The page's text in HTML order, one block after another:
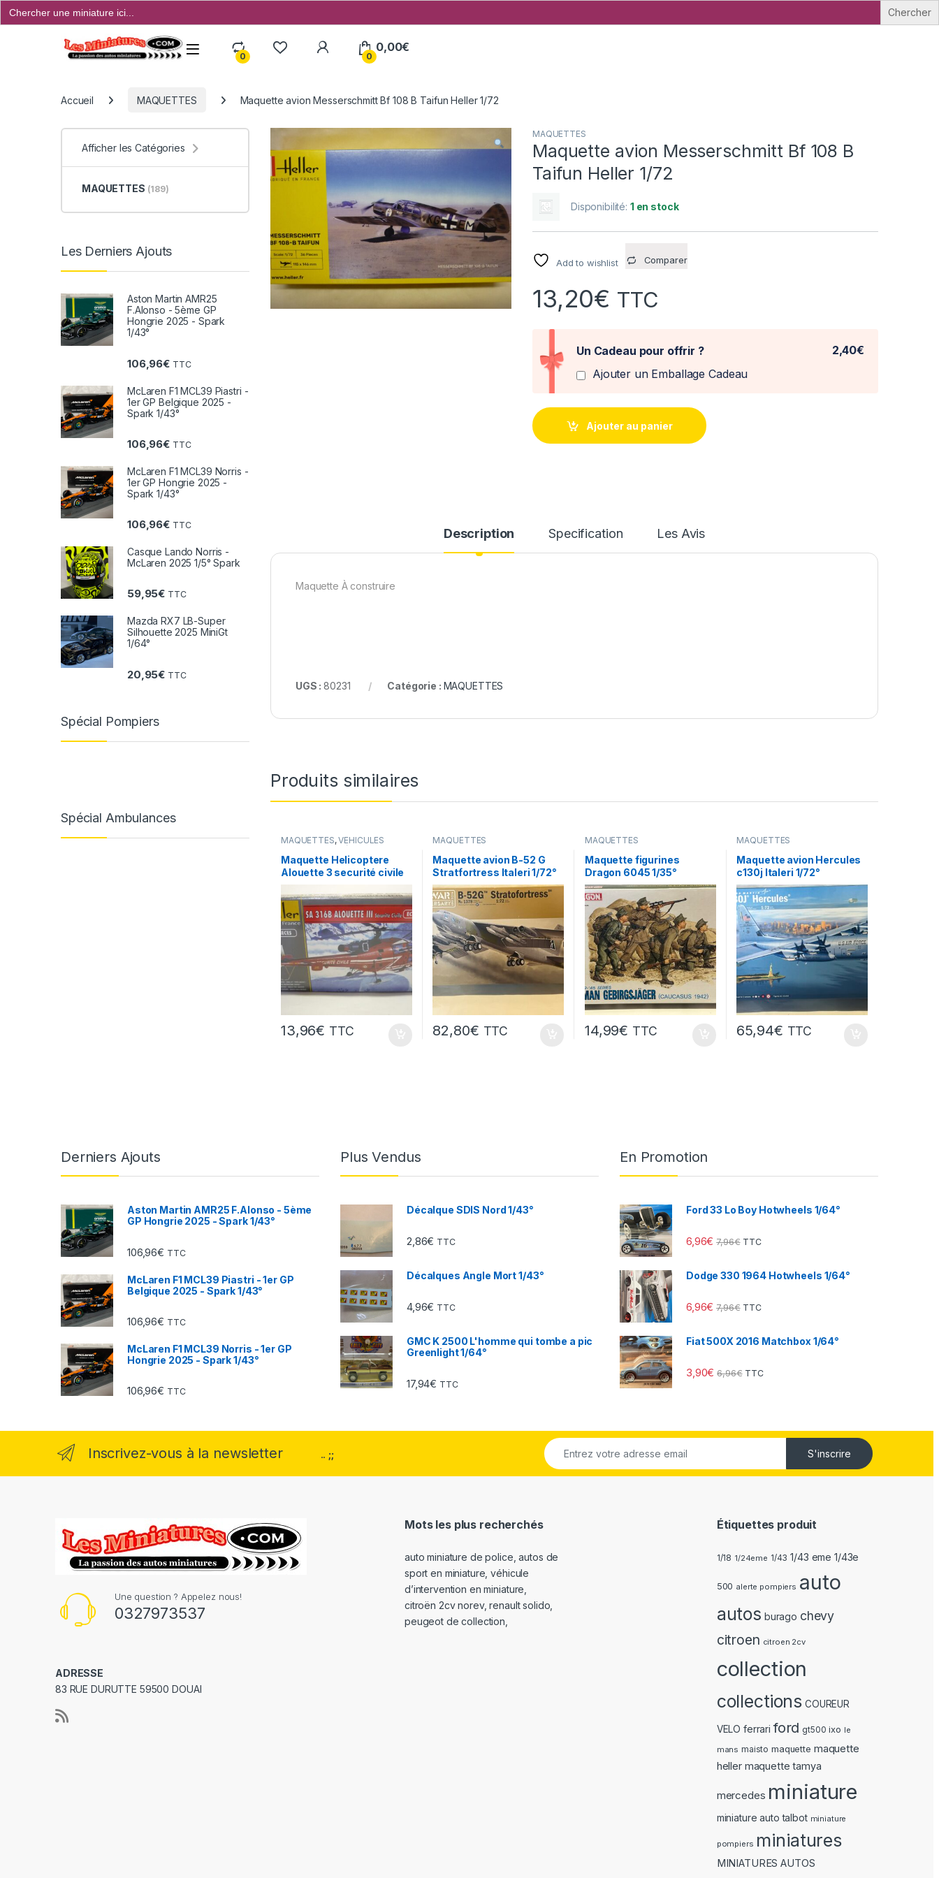
Search
for:
Open
0
My Account
0
0,00€
Accueil MAQUETTES Maquette avion Messerschmitt Bf 108 B Taifun Heller 1/72
MAQUETTES
Maquette avion Messerschmitt Bf 108 B
Taifun Heller 1/72
Disponibilité: 1 en stock
Add to wishlist Comparer
13,20€ TTC
Un Cadeau pour offrir ?
Ajouter un Emballage Cadeau
2,40€
Ajouter au panier
Description Specification Les Avis
Maquette À construire
UGS :80231 Catégorie : MAQUETTES
Produits similaires
MAQUETTES,VÉHICULES
INTERVENTION (gendarmerie,
pompiers, police, ambulance..)
Maquette Helicoptere
Alouette 3 securité civile
Pompiers Heller 1/72°
13,96€ TTC
MAQUETTES
Maquette avion B-52 G
Stratfortress Italeri 1/72°
82,80€ TTC
MAQUETTES
Maquette figurines
Dragon 6045 1/35°
14,99€ TTC
MAQUETTES
Maquette avion Hercules
c130j Italeri 1/72°
65,94€ TTC
Afficher les Catégories
MAQUETTES (189)
Les Derniers Ajouts
Aston Martin AMR25
F.Alonso - 5ème GP
Hongrie 2025 - Spark
1/43°
106,96€ TTC
McLaren F1 MCL39 Piastri -
1er GP Belgique 2025 -
Spark 1/43°
106,96€ TTC
McLaren F1 MCL39 Norris -
1er GP Hongrie 2025 -
Spark 1/43°
106,96€ TTC
Casque Lando Norris -
McLaren 2025 1/5° Spark
59,95€ TTC
Mazda RX7 LB-Super
Silhouette 2025 MiniGt
1/64°
20,95€ TTC
Spécial Pompiers
Spécial Ambulances
Derniers Ajouts
Aston Martin AMR25 F.Alonso - 5ème
GP Hongrie 2025 - Spark 1/43°
106,96€ TTC
McLaren F1 MCL39 Piastri - 1er GP
Belgique 2025 - Spark 1/43°
106,96€ TTC
McLaren F1 MCL39 Norris - 1er GP
Hongrie 2025 - Spark 1/43°
106,96€ TTC
Plus Vendus
Décalque SDIS Nord 1/43°
2,86€ TTC
Décalques Angle Mort 1/43°
4,96€ TTC
GMC K 2500 L'homme qui tombe a pic
Greenlight 1/64°
17,94€ TTC
En Promotion
Ford 33 Lo Boy Hotwheels 1/64°
6,96€ 7,96€ TTC
Dodge 330 1964 Hotwheels 1/64°
6,96€ 7,96€ TTC
Fiat 500X 2016 Matchbox 1/64°
3,90€ 6,96€ TTC
Inscrivez-vous à la newsletter .. ;; S'inscrire
Une question ? Appelez nous!
0327973537
ADRESSE
83 RUE DURUTTE 59500 DOUAI
Mots les plus recherchés
auto miniature de police ,autos de
sport en miniature ,véhicule
d’intervention en miniature
citroën 2cv norev,renault solido
peugeot de collection
Étiquettes produit
1/18 1/24eme 1/43 1/43 eme 1/43e
500 alerte pompiers auto
autos burago chevy
citroen citroen 2cv
collection
collections COUREUR
VELO ferrari ford gt500 ixo le
mans maisto maquette maquette
heller maquette tamya
mercedes miniature
miniature auto talbot miniature
pompiers miniatures
MINIATURES AUTOS